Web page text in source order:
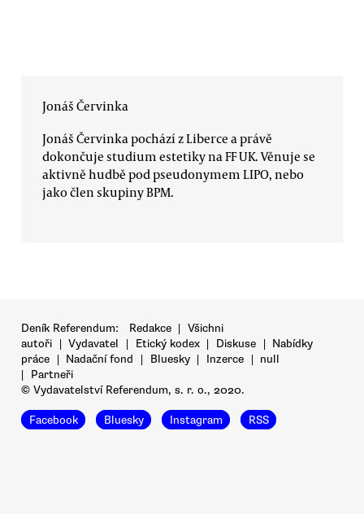
Jonáš Červinka
Jonáš Červinka pochází z Liberce a právě
dokončuje studium estetiky na FF UK. Věnuje se
aktivně hudbě pod pseudonymem LIPO, nebo
jako člen skupiny BPM.
Deník Referendum: Redakce | Všichni
autoři | Vydavatel | Etický kodex | Diskuse | Nabídky
práce | Nadační fond | Bluesky | Inzerce | null
|
Partneři
© Vydavatelství Referendum, s. r. o., 2020.
Facebook Bluesky Instagram RSS